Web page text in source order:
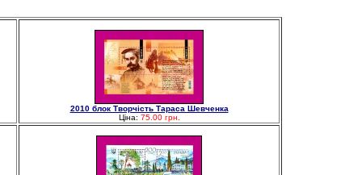
2010 блок Творчість Тараса Шевченка
Ціна: 75.00 грн.